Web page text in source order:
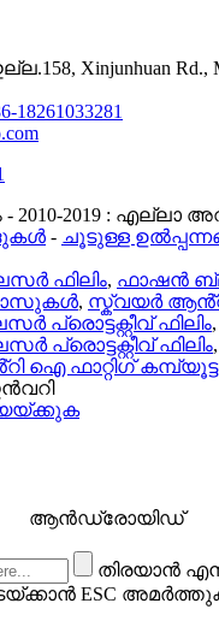
Xinjunhuan Rd.,
2010-2019 : എല്ലാ
- ചൂടുള്ള
ഫിലിം, ഫാഷൻ
, സ്ക്വയർ
പ്രൊട്ടക്റ്റീവ് ഫിലിം,
പ്രൊട്ടക്റ്റീവ് ഫിലിം,
ഐ ഫാറ്റിഗ്
ആൻഡ്രോയിഡ്
തിരയാൻ
ESC